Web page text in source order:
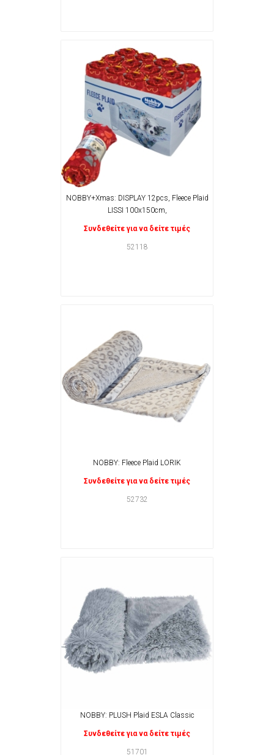
NOBBY+Xmas: DISPLAY 12pcs, Fleece Plaid
LISSI 100x150cm,
Συνδεθείτε για να δείτε τιμές
52118
NOBBY: Fleece Plaid LORIK
Συνδεθείτε για να δείτε τιμές
52732
NOBBY: PLUSH Plaid ESLA Classic
Συνδεθείτε για να δείτε τιμές
51701